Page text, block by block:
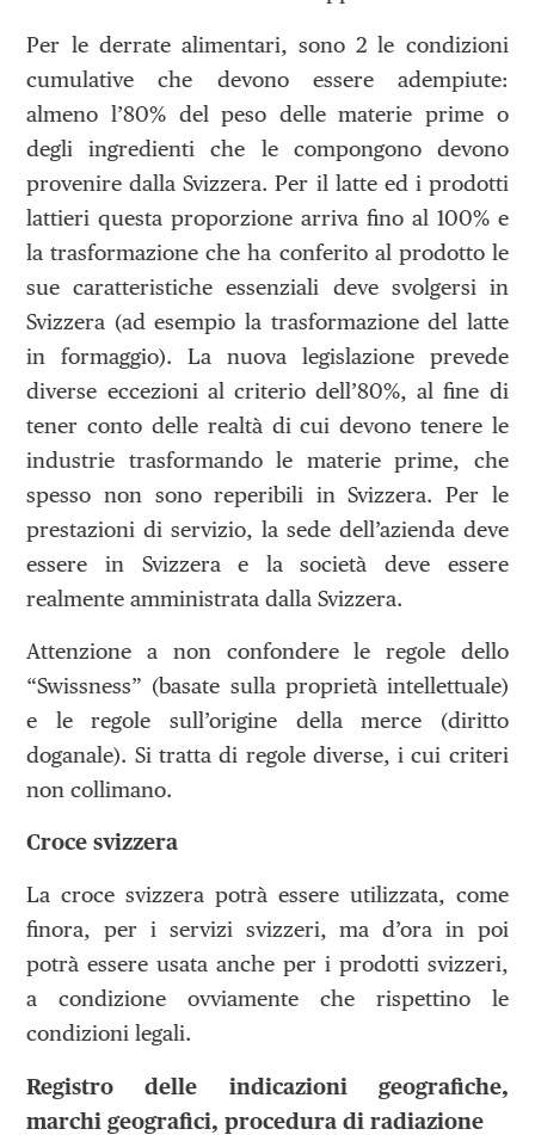
Per le derrate alimentari, sono 2 le condizioni
cumulative che devono essere adempiute:
almeno l’80% del peso delle materie prime o
degli ingredienti che le compongono devono
provenire dalla Svizzera. Per il latte ed i prodotti
lattieri questa proporzione arriva fino al 100% e
la trasformazione che ha conferito al prodotto le
sue caratteristiche essenziali deve svolgersi in
Svizzera (ad esempio la trasformazione del latte
in formaggio). La nuova legislazione prevede
diverse eccezioni al criterio dell’80%, al fine di
tener conto delle realtà di cui devono tenere le
industrie trasformando le materie prime, che
spesso non sono reperibili in Svizzera. Per le
prestazioni di servizio, la sede dell’azienda deve
essere in Svizzera e la società deve essere
realmente amministrata dalla Svizzera.
Attenzione a non confondere le regole dello
“Swissness” (basate sulla proprietà intellettuale)
e le regole sull’origine della merce (diritto
doganale). Si tratta di regole diverse, i cui criteri
non collimano.
Croce svizzera
La croce svizzera potrà essere utilizzata, come
finora, per i servizi svizzeri, ma d’ora in poi
potrà essere usata anche per i prodotti svizzeri,
a condizione ovviamente che rispettino le
condizioni legali.
Registro delle indicazioni geografiche,
marchi geografici, procedura di radiazione